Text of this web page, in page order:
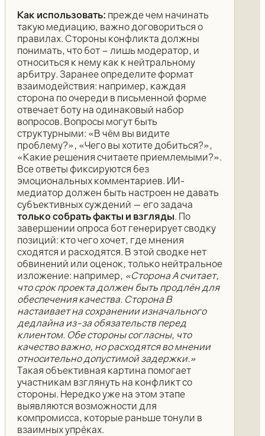
Как использовать: прежде чем начинать
такую медиацию, важно договориться о
правилах. Стороны конфликта должны
понимать, что бот – лишь модератор, и
относиться к нему как к нейтральному
арбитру. Заранее определите формат
взаимодействия: например, каждая
сторона по очереди в письменной форме
отвечает боту на одинаковый набор
вопросов. Вопросы могут быть
структурными: «В чём вы видите
проблему?», «Чего вы хотите добиться?»,
«Какие решения считаете приемлемыми?».
Все ответы фиксируются без
эмоциональных комментариев. ИИ-
медиатор должен быть настроен не давать
субъективных суждений — его задача
только собрать факты и взгляды. По
завершении опроса бот генерирует сводку
позиций: кто чего хочет, где мнения
сходятся и расходятся. В этой сводке нет
обвинений или оценок, только нейтральное
изложение: например, «Сторона А считает,
что срок проекта должен быть продлён для
обеспечения качества. Сторона B
настаивает на сохранении изначального
дедлайна из-за обязательств перед
клиентом. Обе стороны согласны, что
качество важно, но расходятся во мнении
относительно допустимой задержки.»
Такая объективная картина помогает
участникам взглянуть на конфликт со
стороны. Нередко уже на этом этапе
выявляются возможности для
компромисса, которые раньше тонули в
взаимных упрёках.